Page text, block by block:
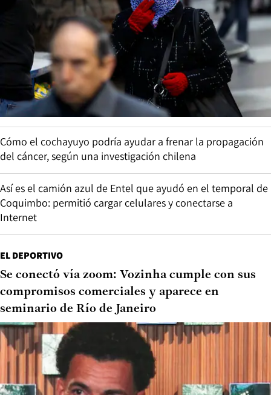
Cómo el cochayuyo podría ayudar a frenar la propagación
del cáncer, según una investigación chilena
Así es el camión azul de Entel que ayudó en el temporal de
Coquimbo: permitió cargar celulares y conectarse a
Internet
EL DEPORTIVO
Se conectó vía zoom: Vozinha cumple con sus
compromisos comerciales y aparece en
seminario de Río de Janeiro